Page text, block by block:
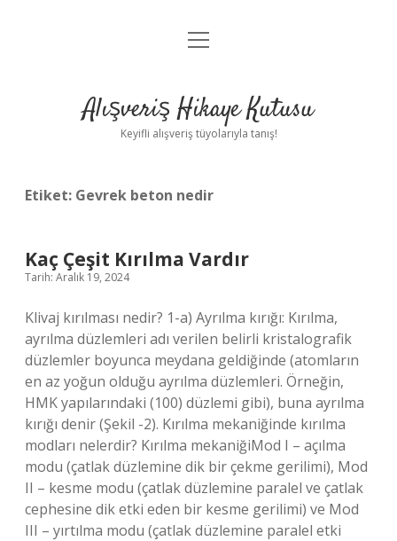
Anasayfa
Yasal Uyarı
menüyü
Alışveriş Hikaye Kutusu
Keyifli alışveriş tüyolarıyla tanış!
Etiket: Gevrek beton nedir
Kaç Çeşit Kırılma Vardır
Tarih: Aralık 19, 2024
Klivaj kırılması nedir? 1-a) Ayrılma kırığı: Kırılma,
ayrılma düzlemleri adı verilen belirli kristalografik
düzlemler boyunca meydana geldiğinde (atomların
en az yoğun olduğu ayrılma düzlemleri. Örneğin,
HMK yapılarındaki (100) düzlemi gibi), buna ayrılma
kırığı denir (Şekil -2). Kırılma mekaniğinde kırılma
modları nelerdir? Kırılma mekaniğiMod I – açılma
modu (çatlak düzlemine dik bir çekme gerilimi), Mod
II – kesme modu (çatlak düzlemine paralel ve çatlak
cephesine dik etki eden bir kesme gerilimi) ve Mod
III – yırtılma modu (çatlak düzlemine paralel etki